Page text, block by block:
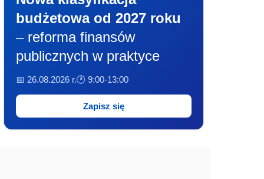
budżetowa od 2027 roku
– reforma finansów
publicznych w praktyce
📅 26.08.2026 r.🕐 9:00-13:00
Zapisz się